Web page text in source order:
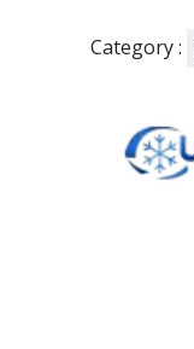
Category :